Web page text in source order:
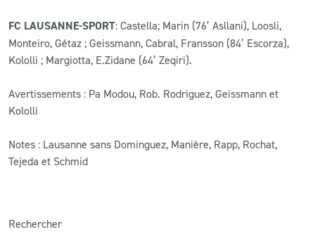
FC LAUSANNE-SPORT: Castella; Marin (76’ Asllani), Loosli,
Monteiro, Gétaz ; Geissmann, Cabral, Fransson (84’ Escorza),
Kololli ; Margiotta, E.Zidane (64’ Zeqiri).
Avertissements : Pa Modou, Rob. Rodriguez, Geissmann et
Kololli
Notes : Lausanne sans Dominguez, Manière, Rapp, Rochat,
Tejeda et Schmid
Rechercher